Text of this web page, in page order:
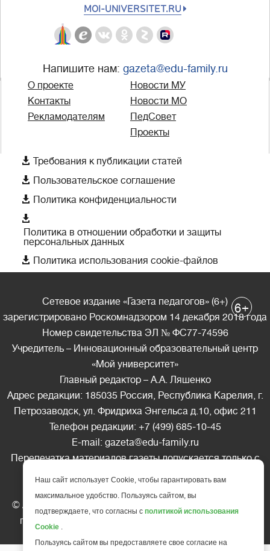
MOI-UNIVERSITET.RU
Напишите нам: gazeta@edu-family.ru
О проекте
Контакты
Рекламодателям
Новости МУ
Новости МО
ПедСовет
Проекты
 Требования к публикации статей
 Пользовательское соглашение
 Политика конфиденциальности

Политика в отношении обработки и защиты
персональных данных
 Политика использования cookie-файлов
Сетевое издание «Газета педагогов» (6+)
зарегистрировано Роскомнадзором 14 декабря 2018 года
Номер свидетельства ЭЛ № ФС77-74596
Учредитель – Инновационный образовательный центр
«Мой университет»
Главный редактор – А.А. Ляшенко
Адрес редакции: 185035 Россия, Республика Карелия, г.
Петрозаводск, ул. Фридриха Энгельса д.10, офис 211
Телефон редакции: +7 (499) 685-10-45
E-mail: gazeta@edu-family.ru
Перепечатка материалов газеты допускается только c
письменного разрешения редакции
Ссылка на «Газету педагогов» обязательна.
© АНО ДПО "Инновационный образовательный центр
повышения квалификации и переподготовки "
6+
Наш сайт использует Cookie, чтобы гарантировать вам
максимальное удобство. Пользуясь сайтом, вы
подтверждаете, что согласны с политикой использования
Cookie .
Пользуясь сайтом вы предоставляете свое согласие на